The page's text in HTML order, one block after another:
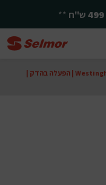
499ש"ח **
/ בלנדר מוט Westinghouse | הפעלה בהדק |